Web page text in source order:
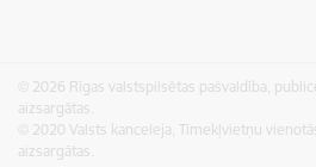
© 2026 Rīgas valstspilsētas pašvaldība,
aizsargātas.
© 2020 Valsts kanceleja, Tīmekļvietņu
aizsargātas.